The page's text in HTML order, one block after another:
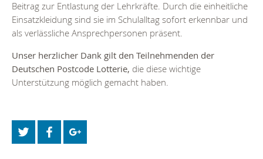
Beitrag zur Entlastung der Lehrkräfte. Durch die einheitliche
Einsatzkleidung sind sie im Schulalltag sofort erkennbar und
als verlässliche Ansprechpersonen präsent.
Unser herzlicher Dank gilt den Teilnehmenden der
Deutschen Postcode Lotterie, die diese wichtige
Unterstützung möglich gemacht haben.